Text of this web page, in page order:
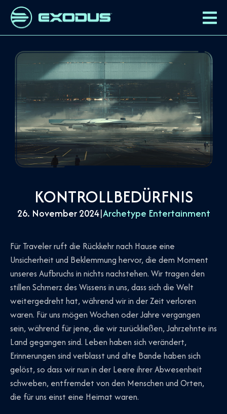
KONTROLLBEDÜRFNIS
26. November 2024|Archetype Entertainment
Für Traveler ruft die Rückkehr nach Hause eine
Unsicherheit und Beklemmung hervor, die dem Moment
unseres Aufbruchs in nichts nachstehen. Wir tragen den
stillen Schmerz des Wissens in uns, dass sich die Welt
weitergedreht hat, während wir in der Zeit verloren
waren. Für uns mögen Wochen oder Jahre vergangen
sein, während für jene, die wir zurückließen, Jahrzehnte ins
Land gegangen sind. Leben haben sich verändert,
Erinnerungen sind verblasst und alte Bande haben sich
gelöst, so dass wir nun in der Leere ihrer Abwesenheit
schweben, entfremdet von den Menschen und Orten,
die für uns einst eine Heimat waren.